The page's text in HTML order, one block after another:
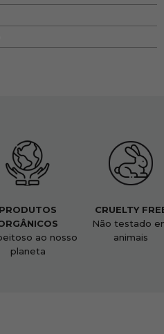
PRODUTOS
ao nosso
planeta
CRUELTY
Não testado
animais